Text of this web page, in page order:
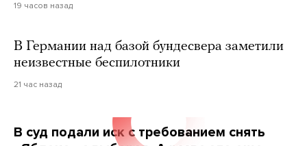
19 часов назад
В Германии над базой бундесвера заметили
неизвестные беспилотники
21 час назад
В суд подали иск с требованием снять